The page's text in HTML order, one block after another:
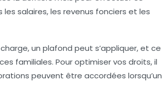
les salaires, les revenus fonciers et les
un plafond peut s’appliquer, et ce
familiales. Pour optimiser vos droits, il
peuvent être accordées lorsqu’un